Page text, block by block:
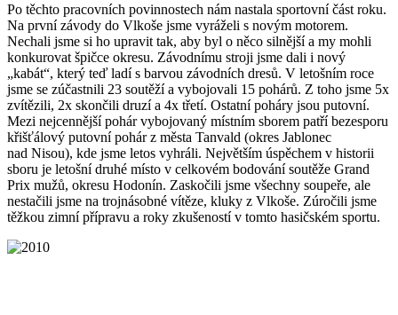
Po těchto pracovních povinnostech nám nastala sportovní část roku.
Na první závody do Vlkoše jsme vyráželi s novým motorem.
Nechali jsme si ho upravit tak, aby byl o něco silnější a my mohli
konkurovat špičce okresu. Závodnímu stroji jsme dali i nový
„kabát“, který teď ladí s barvou závodních dresů. V letošním roce
jsme se zúčastnili 23 soutěží a vybojovali 15 pohárů. Z toho jsme 5x
zvítězili, 2x skončili druzí a 4x třetí. Ostatní poháry jsou putovní.
Mezi nejcennější pohár vybojovaný místním sborem patří bezesporu
křišťálový putovní pohár z města Tanvald (okres Jablonec
nad Nisou), kde jsme letos vyhráli. Největším úspěchem v historii
sboru je letošní druhé místo v celkovém bodování soutěže Grand
Prix mužů, okresu Hodonín. Zaskočili jsme všechny soupeře, ale
nestačili jsme na trojnásobné vítěze, kluky z Vlkoše. Zúročili jsme
těžkou zimní přípravu a roky zkušeností v tomto hasičském sportu.